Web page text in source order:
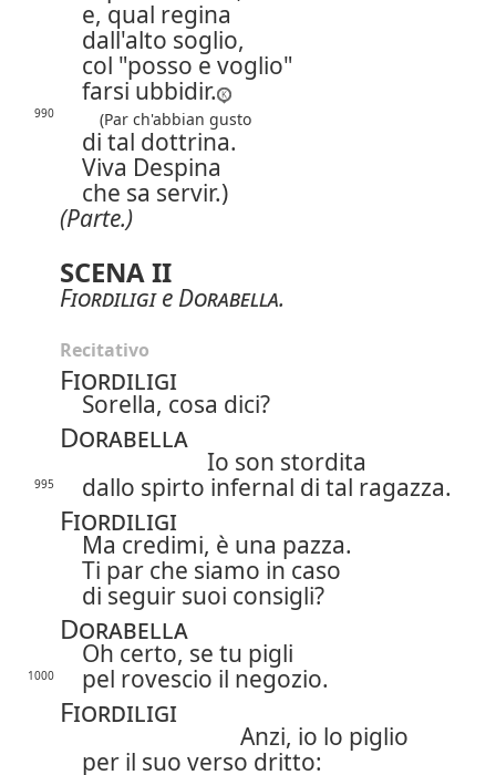
e, qual regina
dall'alto soglio,
col "posso e voglio"
farsi ubbidir.
990 (Par ch'abbian gusto
di tal dottrina.
Viva Despina
che sa servir.)
(Parte.)
SCENA II
Fiordiligie Dorabella.
Recitativo
Fiordiligi
Sorella, cosa dici?
Dorabella
Io son stordita
995 dallo spirto infernal di tal ragazza.
Fiordiligi
Ma credimi, è una pazza.
Ti par che siamo in caso
di seguir suoi consigli?
Dorabella
Oh certo, se tu pigli
1000 pel rovescio il negozio.
Fiordiligi
Anzi, io lo piglio
per il suo verso dritto: